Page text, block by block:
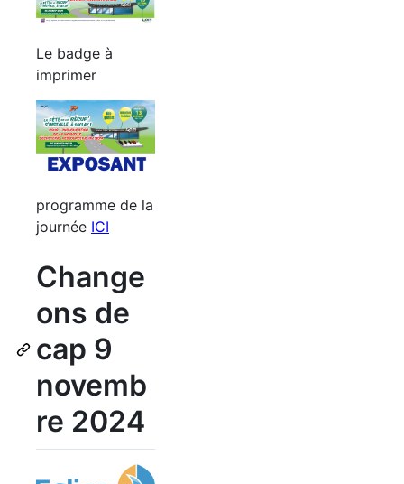
Le badge à
imprimer
programme de la
journée ICI
Change
ons de
cap 9
novemb
re 2024